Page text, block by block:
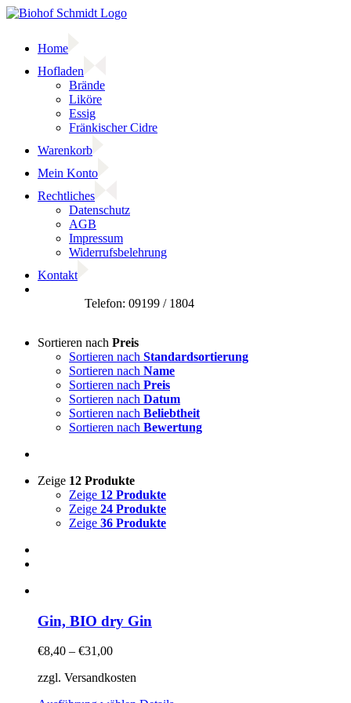
Zum
Home
Hofladen
Brände
Liköre
Essig
Fränkischer Cidre
Warenkorb
Mein Konto
Rechtliches
Datenschutz
AGB
Impressum
Widerrufsbelehrung
Kontakt
Sortieren nach Preis
Sortieren nach Standardsortierung
Sortieren nach Name
Sortieren nach Preis
Sortieren nach Datum
Sortieren nach Beliebtheit
Sortieren nach Bewertung
Zeige 12 Produkte
Zeige 12 Produkte
Zeige 24 Produkte
Zeige 36 Produkte
Gin, BIO dry Gin
€8,40 – €31,00
zzgl. Versandkosten